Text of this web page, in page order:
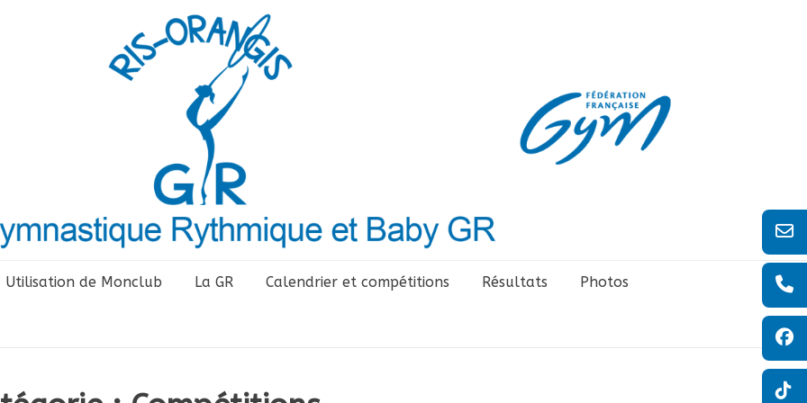
Utilisation de Monclub La GR Calendrier et compétitions Résultats Photos